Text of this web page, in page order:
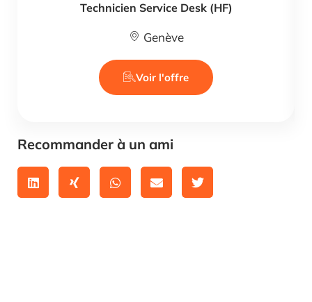
Technicien Service Desk (HF)
Genève
Voir l'offre
Recommander à un ami